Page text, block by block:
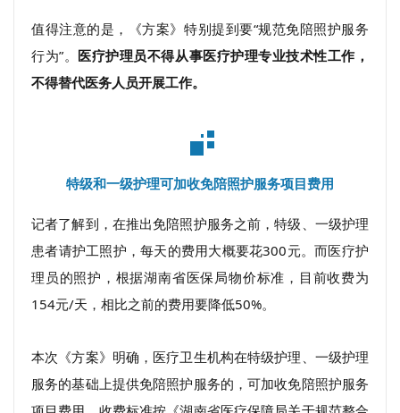
等。排泄照护包括协助如厕、使用便器、清洁、协助
留取标本、观察皮肤。移动照护包括协助翻身、体位
变换、使用轮椅、防跌倒。
值得注意的是，《方案》特别提到要“规范免陪照护服务
行为”。 医疗护理员不得从事医疗护理专业技术性工作，
不得替代医务人员开展工作。
特级和一级护理可加收免陪照护服务项目费用
记者了解到，在推出免陪照护服务之前，特级、一级护理
患者请护工照护，每天的费用大概要花300元。而医疗护
理员的照护，根据湖南省医保局物价标准， 目前收费为
154元/天，相比之前的费用要降低50%。
本次《方案》明确，医疗卫生机构在特级护理、一级护理
服务的基础上提供免陪照护服务的，可加收免陪照护服务